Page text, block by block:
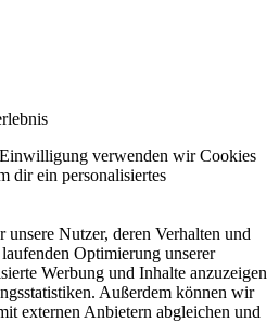
verwenden wir Cookies
dir ein personalisiertes
unsere Nutzer, deren Verhalten und
Optimierung unserer
Werbung und Inhalte anzuzeigen
Außerdem können wir
externen Anbietern abgleichen und